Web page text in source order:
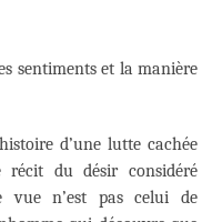
sentiments et la manière
d’une lutte cachée
du désir considéré
vue n’est pas celui de